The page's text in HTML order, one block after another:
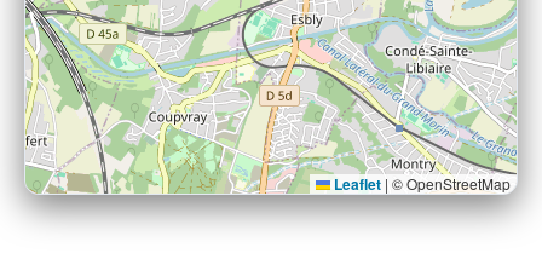
Leaflet | © OpenStreetMap